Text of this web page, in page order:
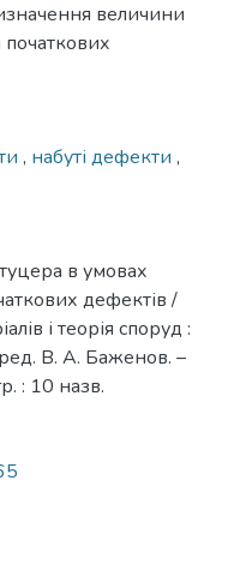
величини
, набуті дефекти ,
в умовах
дефектів /
і теорія споруд :
ред. В. А. Баженов. –
: 10 назв.